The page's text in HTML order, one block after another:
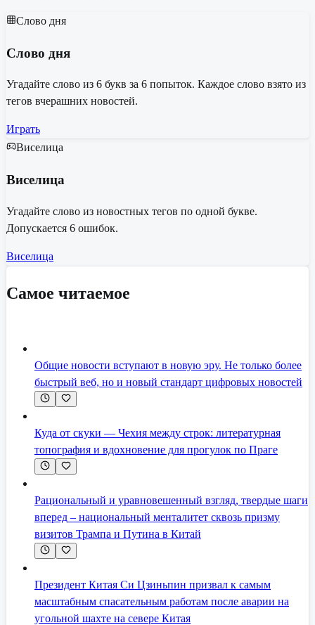
Слово дня
Слово дня
Угадайте слово из 6 букв за 6 попыток. Каждое слово взято из
тегов вчерашних новостей.
Играть
Виселица
Виселица
Угадайте слово из новостных тегов по одной букве.
Допускается 6 ошибок.
Виселица
Самое читаемое
Общие новости вступают в новую эру. Не только более
быстрый веб, но и новый стандарт цифровых новостей
Куда от скуки — Чехия между строк: литературная
топография и вдохновение для прогулок по Праге
Рациональный и уравновешенный взгляд, твердые шаги
вперед – национальный менталитет сквозь призму
визитов Трампа и Путина в Китай
Президент Китая Си Цзиньпин призвал к самым
масштабным спасательным работам после аварии на
угольной шахте на севере Китая